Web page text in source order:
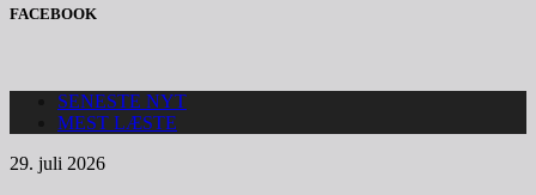
FACEBOOK
SENESTE NYT
MEST LÆSTE
29. juli 2026